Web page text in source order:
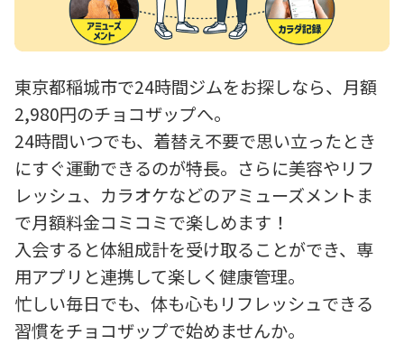
東京都稲城市で24時間ジムをお探しなら、月額
2,980円のチョコザップへ。
24時間いつでも、着替え不要で思い立ったとき
にすぐ運動できるのが特長。さらに美容やリフ
レッシュ、カラオケなどのアミューズメントま
で月額料金コミコミで楽しめます！
入会すると体組成計を受け取ることができ、専
用アプリと連携して楽しく健康管理。
忙しい毎日でも、体も心もリフレッシュできる
習慣をチョコザップで始めませんか。